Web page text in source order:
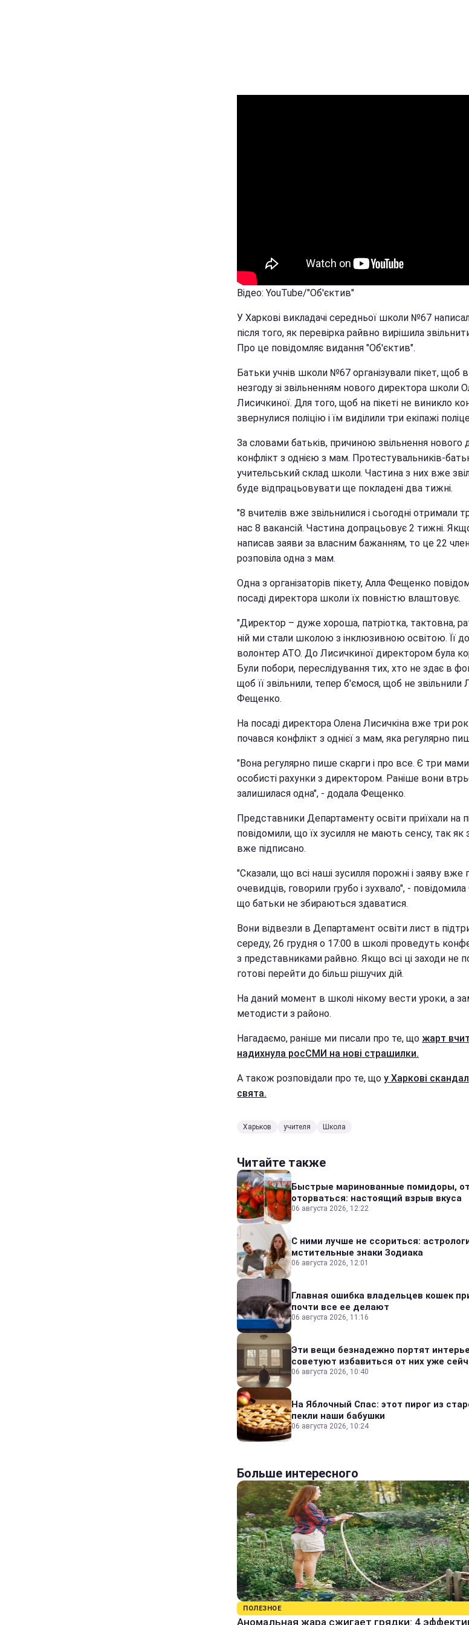
Відео: YouTube/"Об'єктив"
У Харкові викладачі середньої школи №67
після того, як перевірка райвно вирішила
Про це повідомляє видання "Об'єктив".
Батьки учнів школи №67 організували пікет, щоб
незгоду зі звільненням нового директора школи
Лисичкиної. Для того, щоб на пікеті не виникло
звернулися поліцію і їм виділили три екіпажі
За словами батьків, причиною звільнення нового
конфлікт з однією з мам. Протестувальників-
учительський склад школи. Частина з них вже
буде відпрацьовувати ще покладені два тижні.
"8 вчителів вже звільнилися і сьогодні отримали
нас 8 вакансій. Частина допрацьовує 2 тижні.
написав заяви за власним бажанням, то це 22
розповіла одна з мам.
Одна з організаторів пікету, Алла Фещенко
посаді директора школи їх повністю влаштовує.
"Директор – дуже хороша, патріотка, тактовна,
ній ми стали школою з інклюзивною освітою. Її
волонтер АТО. До Лисичкиної директором була
Були побори, переслідування тих, хто не здає в
щоб її звільнили, тепер б'ємося, щоб не звільнили
Фещенко.
На посаді директора Олена Лисичкіна вже три
почався конфлікт з однієї з мам, яка регулярно
"Вона регулярно пише скарги і про все. Є три
особисті рахунки з директором. Раніше вони
залишилася одна", - додала Фещенко.
Представники Департаменту освіти приїхали на
повідомили, що їх зусилля не мають сенсу, так як
вже підписано.
"Сказали, що всі наші зусилля порожні і заяву вже
очевидців, говорили грубо і зухвало", -
що батьки не збираються здаватися.
Вони відвезли в Департамент освіти лист в
середу, 26 грудня о 17:00 в школі проведуть
з представниками райвно. Якщо всі ці заходи не
готові перейти до більш рішучих дій.
На даний момент в школі нікому вести уроки, а
методисти з районо.
Нагадаємо, раніше ми писали про те, що жарт
надихнула росСМИ на нові страшилки.
А також розповідали про те, що у Харкові
свята.
Харьков учителя Школа
Читайте также
Быстрые маринованные помидоры,
оторваться: настоящий взрыв вкуса
06 августа 2026, 12:22
С ними лучше не ссориться:
мстительные знаки Зодиака
06 августа 2026, 12:01
Главная ошибка владельцев кошек
почти все ее делают
06 августа 2026, 11:16
Эти вещи безнадежно портят
советуют избавиться от них уже
06 августа 2026, 10:40
На Яблочный Спас: этот пирог из
пекли наши бабушки
06 августа 2026, 10:24
Больше интересного
ПОЛЕЗНОЕ
Аномальная жара сжигает грядки: 4